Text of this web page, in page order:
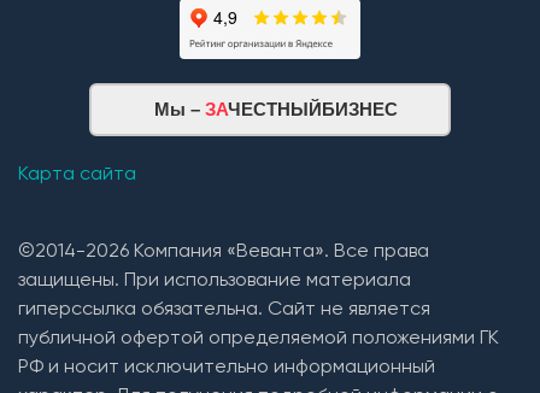
Мы – ЗАЧЕСТНЫЙБИЗНЕС
Карта сайта
©2014-2026 Компания «Веванта». Все права
защищены. При использование материала
гиперссылка обязательна. Сайт не является
публичной офертой определяемой положениями ГК
РФ и носит исключительно информационный